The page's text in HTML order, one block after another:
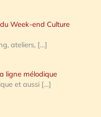
Week-end Culture
ateliers, […]
ligne mélodique
et aussi […]